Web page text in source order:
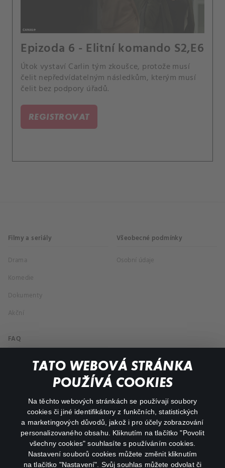
TATO WEBOVÁ STRÁNKA
POUŽÍVÁ COOKIES
Na těchto webových stránkách se používají soubory
cookies či jiné identifikátory z funkčních, statistických
a marketingových důvodů, jakož i pro účely zobrazování
personalizovaného obsahu. Kliknutím na tlačítko "Povolit
všechny cookies" souhlasíte s používáním cookies.
Nastavení souborů cookies můžete změnit kliknutím
na tlačítko "Nastavení". Svůj souhlas můžete odvolat či
Epizoda 6 - Elitní komando S2,E6
Útok vystaví Carlin tým zkoušce, protože musí
čelit nepředvídatelným následkům, kterým musí
čelit bez podpory úřadů.
REGISTROVAT
Filmy a seriály
Drama
Komedie
Dokumenty
Akční
Všeobecné podmínky
Osobní údaje
FAQ
Můj účet
Důležité odkazy
facebookinstagram
youtube